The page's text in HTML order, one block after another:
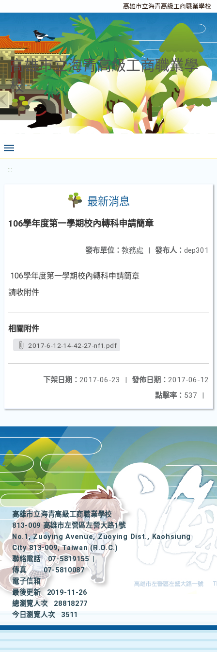
高雄市立海青高級工商職業學校
高雄市立海青高級工商職業學
校
:::
最新消息
106學年度第一學期校內轉科申請簡章
發布人： dep301
發布單位： 教務處 |
106學年度第一學期校內轉科申請簡章
請收附件
相關附件
2017-6-12-14-42-27-nf1.pdf
發佈日期： 2017-06-12
下架日期： 2017-06-23
|
點擊率： 537 |
高雄市立海青高級工商職業學校
813-009 高雄市左營區左營大路1號
No.1, Zuoying Avenue, Zuoying Dist., Kaohsiung
City 813-009, Taiwan (R.O.C.)
聯絡電話
07-5819155
|
傳真
07-5810087
電子信箱
最後更新
2019-11-26
總瀏覽人次
28818277
今日瀏覽人次
3511